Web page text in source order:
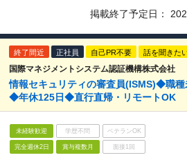
掲載終了予定日：
終了間近 正社員 自己PR不要 話を聞きた
国際マネジメントシステム認証機構株式会社
情報セキュリティの審査員(ISMS)◆職
◆年休125日◆直行直帰・リモートOK
未経験歓迎 学歴不問 ベテランOK
完全週休2日 賞与複数月 面接1回